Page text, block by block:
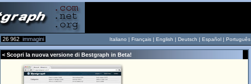
26 962 immagini Italiano | Français | English | Deutsch | Español | Português
< Scopri la nuova versione di Bestgraph in Beta!